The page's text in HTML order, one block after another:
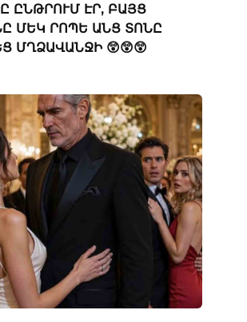
ԸՆԹՐՈՒՄ ԷՐ, ԲԱՅՑ
ՄԵԿ ՐՈՊԵ ԱՆՑ ՏՈՆԸ
ՄՂՁԱՎԱՆՋԻ 😲😲😲